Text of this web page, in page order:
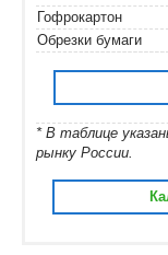
Гофрокартон
Обрезки бумаги
* В таблице
рынку России.